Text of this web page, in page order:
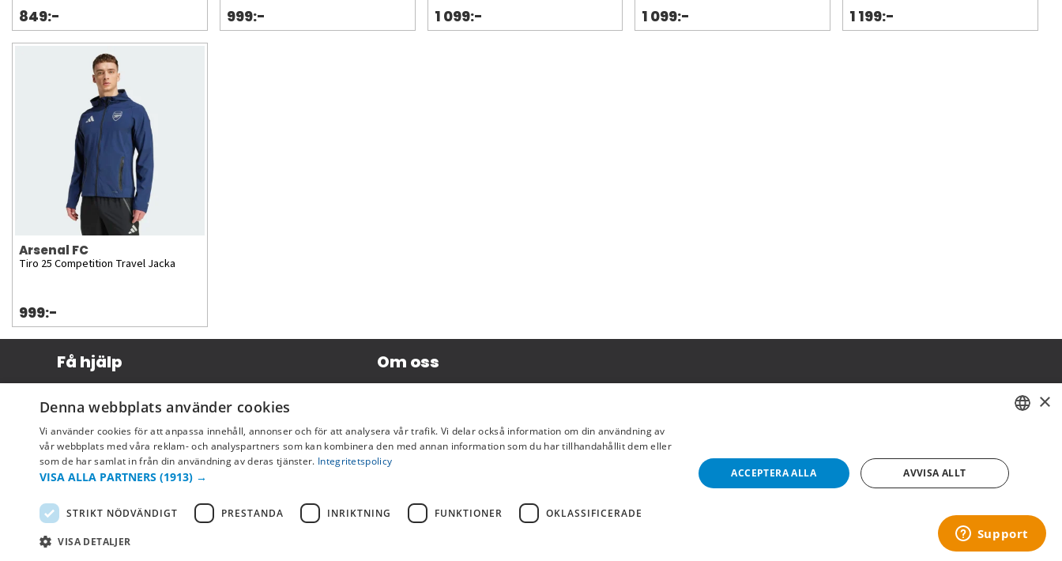
849:- 999:- 1 099:- 1 099:- 1 199:-
Arsenal FC
Tiro 25 Competition Travel Jacka
999:-
Få hjälp
Leverans & betalning
Returer & byten
Vanliga frågor
Om oss
FI
×
Denna webbplats använder cookies
Vi använder cookies för att anpassa innehåll, annonser och för att analysera vår trafik. Vi delar också information om din användning av
vår webbplats med våra reklam- och analyspartners som kan kombinera den med annan information som du har tillhandahållit dem eller
som de har samlat in från din användning av deras tjänster. Integritetspolicy
VISA ALLA PARTNERS (1913) →
STRIKT NÖDVÄNDIGT PRESTANDA INRIKTNING FUNKTIONER OKLASSIFICERADE
VISA DETALJER
ACCEPTERA ALLA AVVISA ALLT